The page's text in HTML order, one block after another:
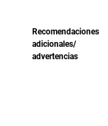
Recomendaciones
adicionales/
advertencias